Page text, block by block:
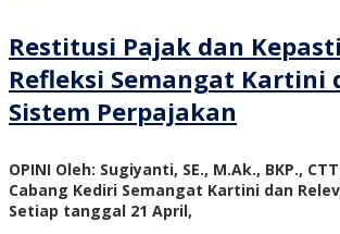
Restitusi Pajak dan
Refleksi Semangat Kartini
Sistem Perpajakan
OPINI Oleh: Sugiyanti, SE., M.Ak., BKP.,
Cabang Kediri Semangat Kartini dan
Setiap tanggal 21 April,